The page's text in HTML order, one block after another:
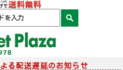
る配送遅延のお知らせ